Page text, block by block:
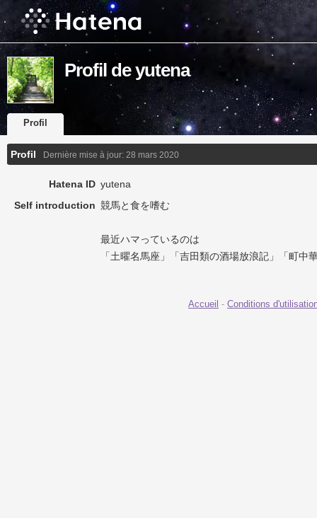
Profil de yutena
Profil
Profil Dernière mise à jour: 28 mars 2020
Hatena ID yutena
Self introduction 競馬と食を嗜む
最近ハマっているのは
「土曜名馬座」「吉田類の酒場放浪記」「町中
Accueil - Conditions